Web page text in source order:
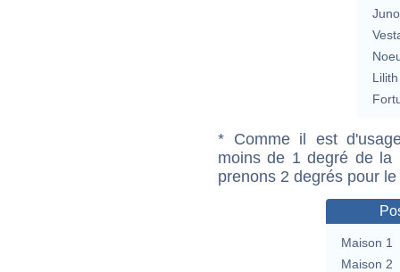
Lilith
* Comme il est
moins de 1 degré de la
prenons 2 degrés pour
Maison 1
Maison 2